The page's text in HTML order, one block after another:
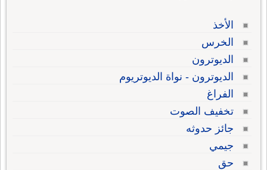
الأخذ
الخرس
الديوترون
الديوترون - نواة الديوتريوم
الفراغ
تخفيف الصوت
جائز حدوثه
جيمي
حق